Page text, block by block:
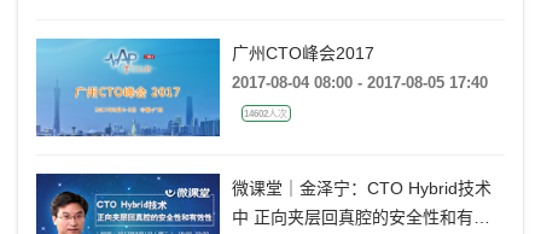
广州CTO峰会2017
2017-08-04 08:00 - 2017-08-05 17:40
14602人次
微课堂｜金泽宁：CTO Hybrid技术
中 正向夹层回真腔的安全性和有效